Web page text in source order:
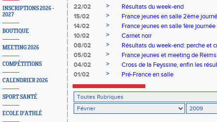
INSCRIPTIONS 2026 -
2027
BOUTIQUE
MEETING 2026
COMPÉTITIONS
CALENDRIER 2026
SPORT SANTÉ
ECOLE D'ATHLÉ
22/02 >
Résultats du week-end
15/02
>
France jeunes en salle 2ème
14/02
>
France jeunes en salle 1ère journée
10/02
>
Carnet noir
08/02
>
Résultats du week-end: perche et
05/02
>
France jeunes et meeting de Reims
04/02
>
Cross de la Feyssine, enfin les
01/02
> Pré-France en salle